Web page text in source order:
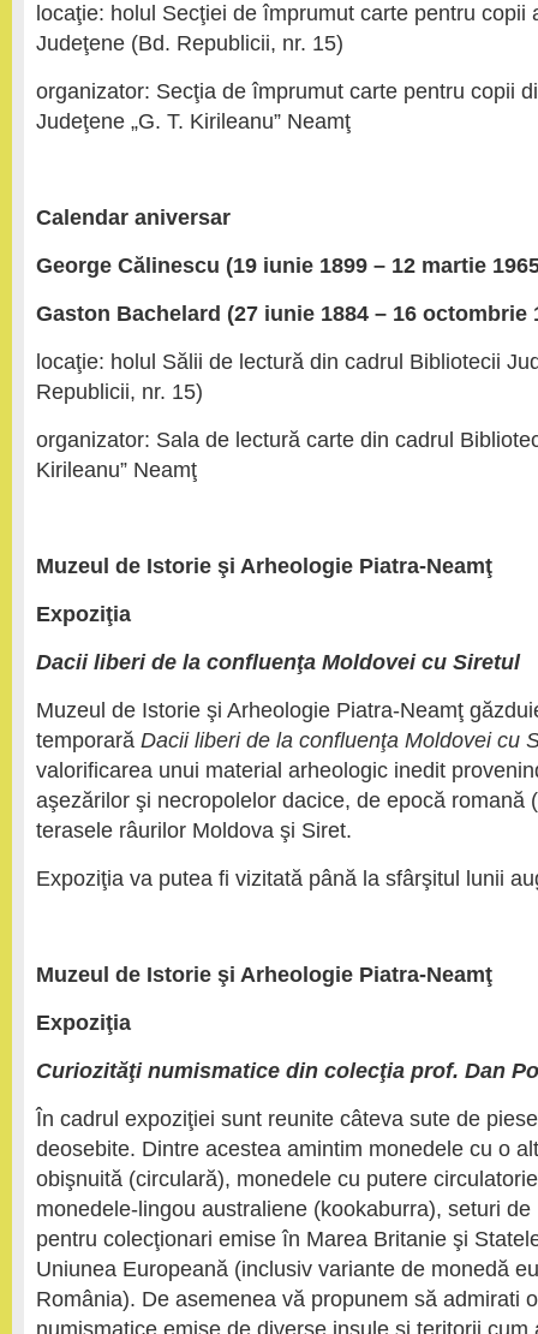
locaţie: holul Secţiei de împrumut carte pentru copii
Judeţene (Bd. Republicii, nr. 15)
organizator: Secţia de împrumut carte pentru copii
Judeţene „G. T. Kirileanu” Neamţ
Calendar aniversar
George Călinescu (19 iunie 1899 – 12 martie
Gaston Bachelard (27 iunie 1884 – 16 octombrie
locaţie: holul Sălii de lectură din cadrul Bibliotecii
Republicii, nr. 15)
organizator: Sala de lectură carte din cadrul
Kirileanu” Neamţ
Muzeul de Istorie şi Arheologie Piatra-Neamţ
Expoziţia
Dacii liberi de la confluenţa Moldovei cu Siretul
Muzeul de Istorie şi Arheologie Piatra-Neamţ
temporară Dacii liberi de la confluenţa Moldovei cu
valorificarea unui material arheologic inedit
aşezărilor şi necropolelor dacice, de epocă romană
terasele râurilor Moldova şi Siret.
Expoziţia va putea fi vizitată până la sfârşitul lunii
Muzeul de Istorie şi Arheologie Piatra-Neamţ
Expoziţia
Curiozităţi numismatice din colecţia prof. Dan
În cadrul expoziţiei sunt reunite câteva sute de
deosebite. Dintre acestea amintim monedele cu o
obişnuită (circulară), monedele cu putere
monedele-lingou australiene (kookaburra), seturi
pentru colecţionari emise în Marea Britanie şi
Uniunea Europeană (inclusiv variante de monedă
România). De asemenea vă propunem să admirati
numismatice emise de diverse insule şi teritorii cum